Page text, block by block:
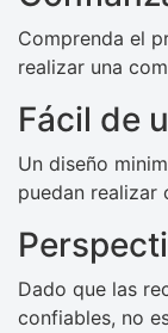
Comprenda el
realizar una
Fácil de
Un diseño
puedan realizar
Dado que las
confiables, no